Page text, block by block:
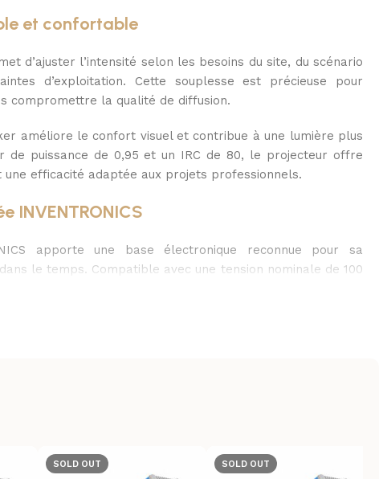
et confortable
d’ajuster l’intensité selon les besoins du site, du scénario
d’exploitation. Cette souplesse est précieuse pour
compromettre la qualité de diffusion.
améliore le confort visuel et contribue à une lumière plus
de puissance de 0,95 et un IRC de 80, le projecteur offre
efficacité adaptée aux projets professionnels.
INVENTRONICS
apporte une base électronique reconnue pour sa
le temps. Compatible avec une tension nominale de 100
polyvalence d’installation sur différents réseaux.
pour une installation en surface avec support inclus,
SOLD OUT SOLD OUT